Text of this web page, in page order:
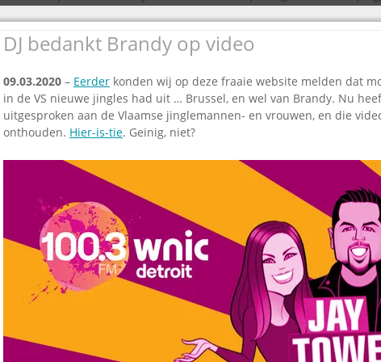
De Tourflitsjingle –
Jingledemo’s en hun
Dallas jingle city
De Tourtune
Ferry Maat
Jingle Awards
Jingle NIEUW
Omroepbanden
Stoomfluit Klaas
Vaak
Uitvinding
jinglecassette
JAM in
Top
Dik
DJ bedankt Brandy op video
09.03.2020 – Eerder konden wij op deze fraaie website melden dat
in de VS nieuwe jingles had uit … Brussel, en wel van Brandy. Nu
uitgesproken aan de Vlaamse jinglemannen- en vrouwen, en die
onthouden. Hier-is-tie. Geinig, niet?